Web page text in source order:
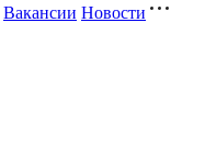
Вакансии Новости